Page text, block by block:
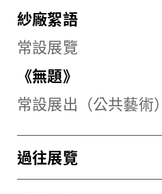
紗廠絮語
常設展覽
《無題》
常設展出（公共藝術）
過往展覽